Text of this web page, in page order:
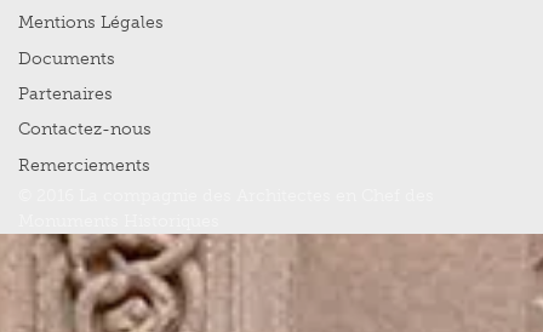
Mentions Légales
Documents
Partenaires
Contactez-nous
Remerciements